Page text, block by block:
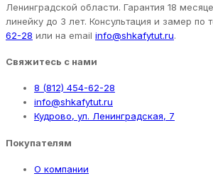
Ленинградской области. Гарантия 18
линейку до 3 лет. Консультация и замер по
62-28 или на email info@shkafytut.ru.
Свяжитесь с нами
8 (812) 454-62-28
info@shkafytut.ru
Кудрово, ул. Ленинградская, 7
Покупателям
О компании